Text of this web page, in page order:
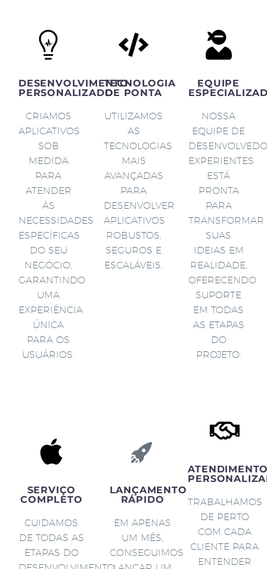
DESENVOLVIMENTO
PERSONALIZADO
CRIAMOS
APLICATIVOS
SOB
MEDIDA
PARA
ATENDER
ÀS
NECESSIDADES
ESPECÍFICAS
DO SEU
NEGÓCIO,
GARANTINDO
UMA
EXPERIÊNCIA
ÚNICA
PARA OS
USUÁRIOS.
TECNOLOGIA
DE PONTA
UTILIZAMOS
AS
TECNOLOGIAS
MAIS
AVANÇADAS
PARA
DESENVOLVER
APLICATIVOS
ROBUSTOS,
SEGUROS E
ESCALÁVEIS.
EQUIPE
NOSSA
EQUIPE DE
EXPERIENTES
ESTÁ
PRONTA
PARA
TRANSFORMAR
SUAS
IDEIAS EM
REALIDADE,
OFERECENDO
SUPORTE
EM TODAS
AS ETAPAS
DO
PROJETO.
SERVIÇO
COMPLETO
CUIDAMOS
DE TODAS AS
ETAPAS DO
LANÇAMENTO
RÁPIDO
EM APENAS
UM MÊS,
CONSEGUIMOS
TRABALHAMOS
DE PERTO
COM CADA
CLIENTE PARA
ENTENDER